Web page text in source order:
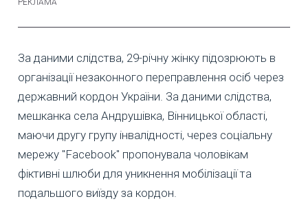
За даними слідства, 29-річну жінку підозрюють в
організації незаконного переправлення осіб через
державний кордон України. За даними слідства,
мешканка села Андрушівка, Вінницької області,
маючи другу групу інвалідності, через соціальну
мережу "Facebook" пропонувала чоловікам
фіктивні шлюби для уникнення мобілізації та
подальшого виїзду за кордон.